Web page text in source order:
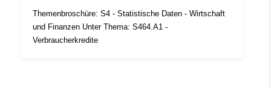
Themenbroschüre: S4 - Statistische Daten - Wirtschaft
und Finanzen Unter Thema: S464.A1 -
Verbraucherkredite